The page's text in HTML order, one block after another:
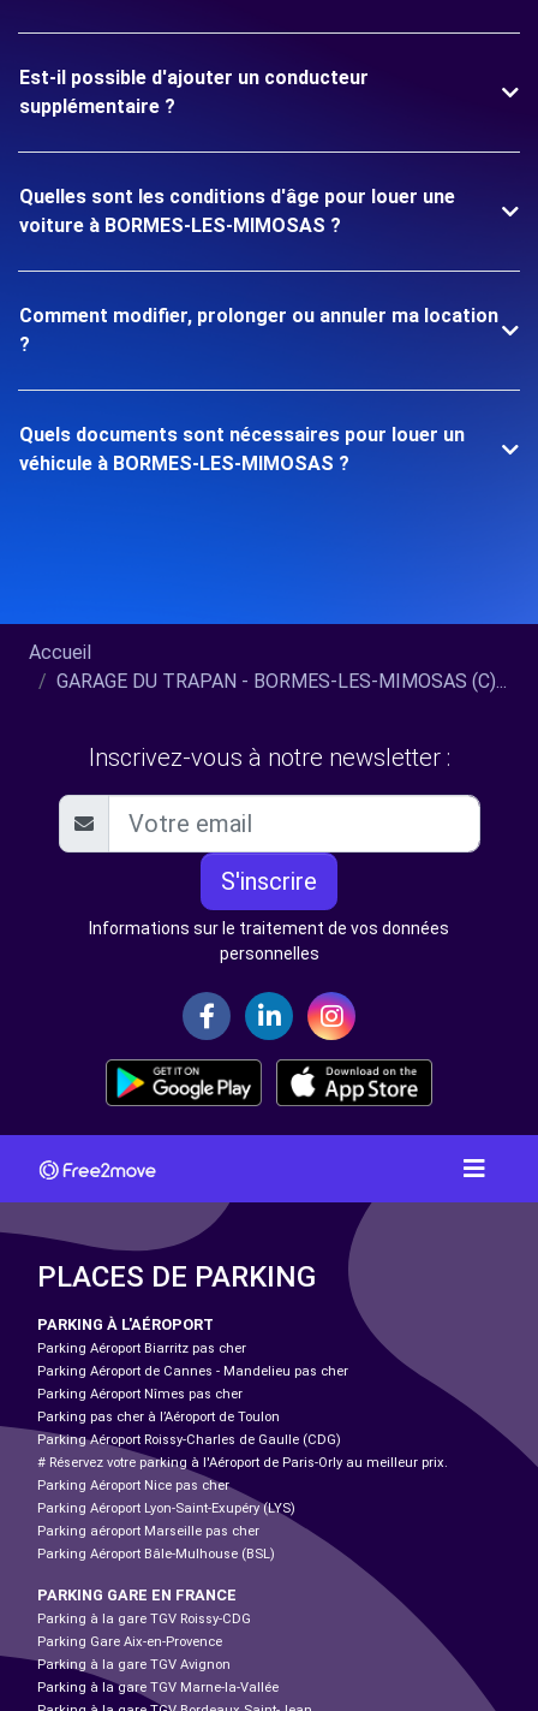
Est-il possible d'ajouter un conducteur
supplémentaire ?
Quelles sont les conditions d'âge pour louer une
voiture à BORMES-LES-MIMOSAS ?
Comment modifier, prolonger ou annuler ma location
?
Quels documents sont nécessaires pour louer un
véhicule à BORMES-LES-MIMOSAS ?
Accueil
GARAGE DU TRAPAN - BORMES-LES-MIMOSAS (C)...
Inscrivez-vous à notre newsletter :
S'inscrire
Informations sur le traitement de vos données
personnelles
PLACES DE PARKING
PARKING À L'AÉROPORT
Parking Aéroport Biarritz pas cher
Parking Aéroport de Cannes - Mandelieu pas cher
Parking Aéroport Nîmes pas cher
Parking pas cher à l’Aéroport de Toulon
Parking Aéroport Roissy-Charles de Gaulle (CDG)
# Réservez votre parking à l'Aéroport de Paris-Orly au meilleur prix.
Parking Aéroport Nice pas cher
Parking Aéroport Lyon-Saint-Exupéry (LYS)
Parking aéroport Marseille pas cher
Parking Aéroport Bâle-Mulhouse (BSL)
PARKING GARE EN FRANCE
Parking à la gare TGV Roissy-CDG
Parking Gare Aix-en-Provence
Parking à la gare TGV Avignon
Parking à la gare TGV Marne-la-Vallée